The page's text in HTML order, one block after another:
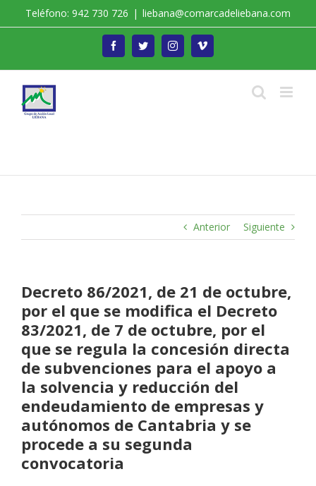
Teléfono: 942 730 726 | liebana@comarcadeliebana.com
FacebookTwitterInstagramVimeo
Anterior Siguiente
Decreto 86/2021, de 21 de octubre,
por el que se modifica el Decreto
83/2021, de 7 de octubre, por el
que se regula la concesión directa
de subvenciones para el apoyo a
la solvencia y reducción del
endeudamiento de empresas y
autónomos de Cantabria y se
procede a su segunda
convocatoria